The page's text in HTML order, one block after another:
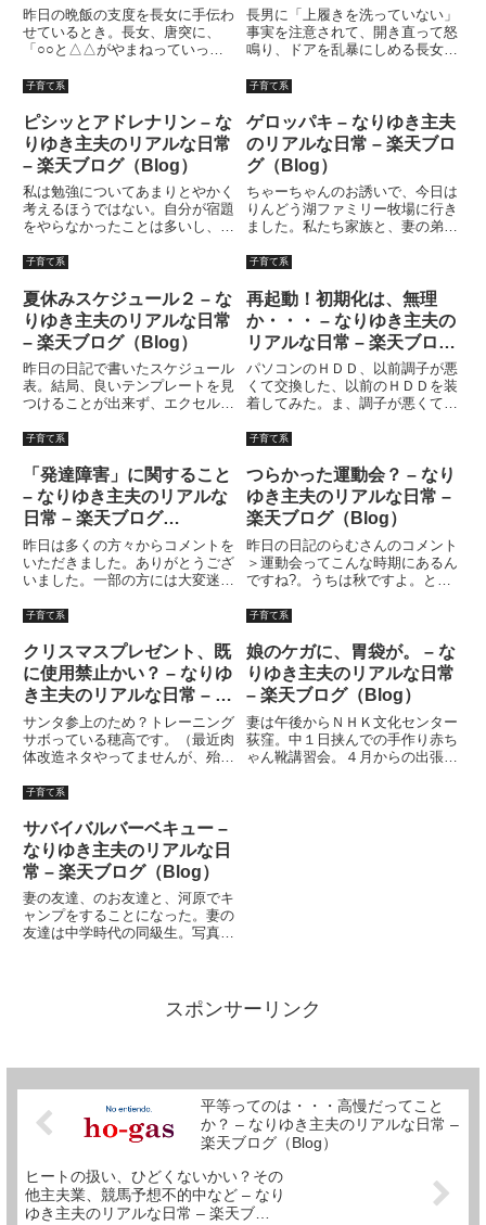
昨日の晩飯の支度を長女に手伝わ
せているとき。長女、唐突に、
「○○と△△がやまねっていっ
おした。「○○さんと、△△さん
ょっとわかりやすくいってごら
ん」長女は辛抱強く、もう一度言
い直し...
長男に「上履きを洗っていない」
事実を注意されて、開き直って怒
鳴り、ドアを乱暴にしめる長女に
怒られることも判っているとはい
「で、オレにいうことはなん
だ？」「ごめんなさい」「なにに
対し...
子育て系
ピシッとアドレナリン – な
りゆき主夫のリアルな日常
– 楽天ブログ（Blog）
私は勉強についてあまりとやかく
考えるほうではない。自分が宿題
をやらなかったことは多いし、勉
ではないという観念がどうしても
来が良かっただけ、勉強しなけれ
ばダメな子供もいるの」といわ
れ...
子育て系
ゲロッパキ – なりゆき主夫
のリアルな日常 – 楽天ブロ
グ（Blog）
ちゃーちゃんのお誘いで、今日は
りんどう湖ファミリー牧場に行き
ました。私たち家族と、妻の弟家
ミリー総動員です。牛の乳搾りや
ョンなどを楽しんで来ました。今
日は怒ることもなく、平和に過
ご...
子育て系
夏休みスケジュール２ – な
りゆき主夫のリアルな日常
– 楽天ブログ（Blog）
昨日の日記で書いたスケジュール
表。結局、良いテンプレートを見
つけることが出来ず、エクセルで
面倒なので、結局手書き。いや、
流動的だ。どっちみち手書きにな
るんだから、最初から手書きで
い...
子育て系
再起動！初期化は、無理
か・・・ – なりゆき主夫の
リアルな日常 – 楽天ブログ
（Blog）
パソコンのＨＤＤ、以前調子が悪
くて交換した、以前のＨＤＤを装
着してみた。ま、調子が悪くて買
然？？動かなかった。既存のＦド
Ｃドライブをバックアップしたい
のだが・・・容量的にちょっと
無...
子育て系
「発達障害」に関すること
– なりゆき主夫のリアルな
日常 – 楽天ブログ
（Blog）
昨日は多くの方々からコメントを
いただきました。ありがとうござ
いました。一部の方には大変迷惑
はないかもしれませんが、もう一
書かせていただきます。興味のな
い方には、大変申し訳ありませ
ん...
子育て系
つらかった運動会？ – なり
ゆき主夫のリアルな日常 –
楽天ブログ（Blog）
昨日の日記のらむさんのコメント
＞運動会ってこんな時期にあるん
ですね?。うちは秋ですよ。とい
ね?」なんてのん気なコメント書
て気づいた。今日は学校の創立記
念日。学校は休みだ。なんで運動
会...
子育て系
クリスマスプレゼント、既
に使用禁止かい？ – なりゆ
き主夫のリアルな日常 – 楽
天ブログ（Blog）
サンタ参上のため？トレーニング
サボっている穂高です。（最近肉
体改造ネタやってませんが、殆ど
のため）さて、昨日に引き続きサ
ントは妻に任せた。長女は、「ダ
レン・シャン」がいいといって
い...
子育て系
娘のケガに、胃袋が。 – な
りゆき主夫のリアルな日常
– 楽天ブログ（Blog）
妻は午後からＮＨＫ文化センター
荻窪。中１日挟んでの手作り赤ち
ゃん靴講習会。４月からの出張講
子育て系
サバイバルバーベキュー –
なりゆき主夫のリアルな日
常 – 楽天ブログ（Blog）
妻の友達、のお友達と、河原でキ
ャンプをすることになった。妻の
友達は中学時代の同級生。写真家
や、別にどうでもいいか・・・万
が一日記を発見させると危険だ。スポンサーリンク
平等ってのは・・・高慢だってこと
か？ – なりゆき主夫のリアルな日常 –
楽天ブログ（Blog）
ヒートの扱い、ひどくないかい？その
他主夫業、競馬予想不的中など – なり
ゆき主夫のリアルな日常 – 楽天ブログ